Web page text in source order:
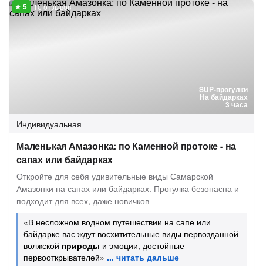
SUP-прогулки
На байдарках
3 часа
10 отзывов
Индивидуальная
Маленькая Амазонка: по Каменной протоке - на
сапах или байдарках
Откройте для себя удивительные виды Самарской
Амазонки на сапах или байдарках. Прогулка безопасна и
подходит для всех, даже новичков
«В несложном водном путешествии на сапе или
байдарке вас ждут восхитительные виды первозданной
волжской природы и эмоции, достойные
первооткрывателей»